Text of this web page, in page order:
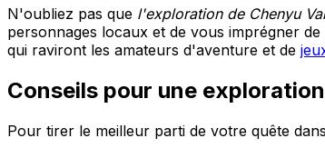
N'oubliez pas que l'exploration de Chenyu
personnages locaux et de vous imprégner
qui raviront les amateurs d'aventure et de
Conseils pour une
Pour tirer le meilleur parti de votre quête